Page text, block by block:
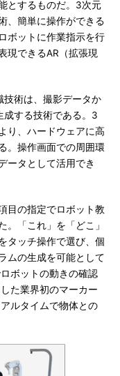
とするものだ。3次元
、簡単に操作ができる
ボットに作業指示を行
現できるAR（拡張現
術は、撮影データか
成する技術である。3
り、ハードウェアに高
。操作画面での周囲環
ータとして活用でき
目の指定でロボット教
。「これ」を「どこ」
タッチ操作で選び、個
ムの生成を可能として
ボットの動きの確認
た業界初のマーカー
ルタイムで物体との